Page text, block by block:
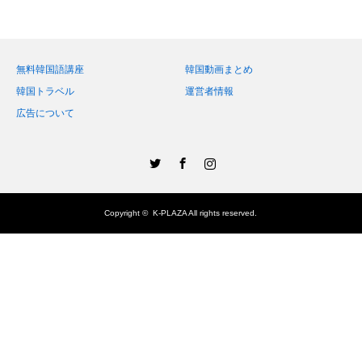
無料韓国語講座
韓国動画まとめ
韓国トラベル
運営者情報
広告について
Copyright ©K-PLAZAAll rights reserved.